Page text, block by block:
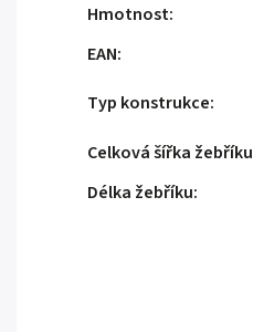
Hmotnost:
EAN:
Typ konstrukce:
Celková šířka žebříku
Délka žebříku: